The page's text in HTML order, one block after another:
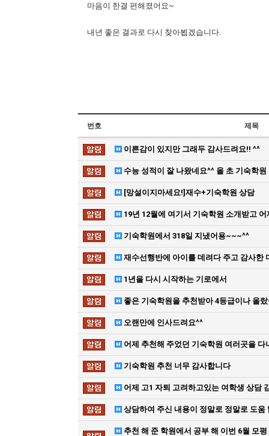
마음이 한결 편해졌어요~
내년 좋은 결과로 다시 찾아뵙겠습니다.
번호 제목
이른감이 있지만 그래두 감사드려요!! ^^
수능 성적이 잘 나왔네요^^ 올 초 기숙학
[망설이지마세요!]재수+기숙학원 상담
19년 12월에 여기서 기숙학원 소개받고
기숙학원에서 318일 지냈어용~~~^^
재수선행반에 아이를 데려다 주고 감사한
1년을 다시 시작하는 기로에서
좋은 기숙학원을 추천받아 4등급이나 올
오랜만에 인사드려요^^
어제 추천해 주었던 기숙학원 여러곳을 다
기숙학원 추천 너무 감사합니다
어제 고1 자퇴 고려하고있는 여학생 상담
상담하여 주신 내용이 정말로 정말로 도움
추천 해 준 학원에서 공부 해 이번 6월 모